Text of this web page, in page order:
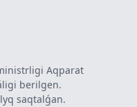
Aqparat
berilgen.
saqtalǵan.